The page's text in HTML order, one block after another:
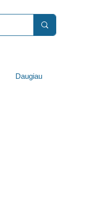
Daugiau